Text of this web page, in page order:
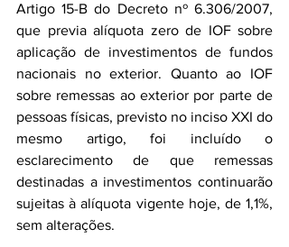
Artigo 15-B do Decreto nº 6.306/2007,
que previa alíquota zero de IOF sobre
aplicação de investimentos de fundos
nacionais no exterior. Quanto ao IOF
sobre remessas ao exterior por parte de
pessoas físicas, previsto no inciso XXI do
mesmo artigo, foi incluído o
esclarecimento de que remessas
destinadas a investimentos continuarão
sujeitas à alíquota vigente hoje, de 1,1%,
sem alterações.